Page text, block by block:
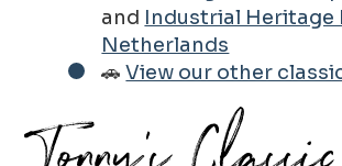
and Industrial Heritage
Netherlands
🚗View our other